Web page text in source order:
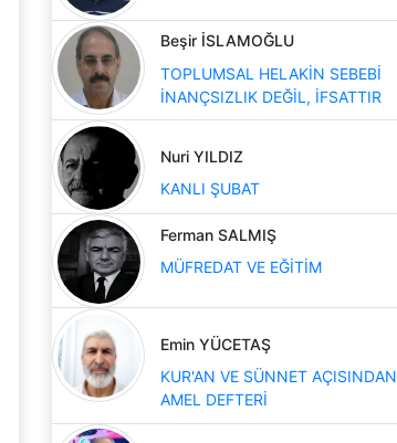
Beşir İSLAMOĞLU
TOPLUMSAL HELAKİN SEBEBİ
İNANÇSIZLIK DEĞİL, İFSATTIR
Nuri YILDIZ
KANLI ŞUBAT
Ferman SALMIŞ
MÜFREDAT VE EĞİTİM
Emin YÜCETAŞ
KUR'AN VE SÜNNET AÇISINDAN
AMEL DEFTERİ